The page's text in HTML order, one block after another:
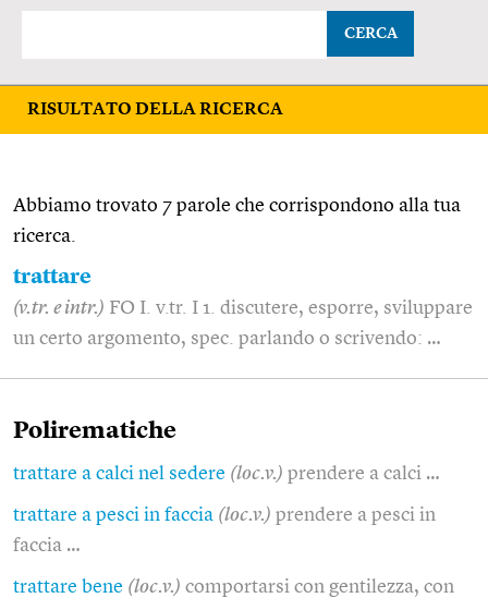
CERCA
RISULTATO DELLA RICERCA
Abbiamo trovato 7 parole che corrispondono alla tua
ricerca.
trattare
(v.tr. e intr.) FO I. v.tr. I 1. discutere, esporre, sviluppare
un certo argomento, spec. parlando o scrivendo: …
Polirematiche
trattare a calci nel sedere (loc.v.) prendere a calci …
trattare a pesci in faccia (loc.v.) prendere a pesci in
faccia …
trattare bene (loc.v.) comportarsi con gentilezza, con